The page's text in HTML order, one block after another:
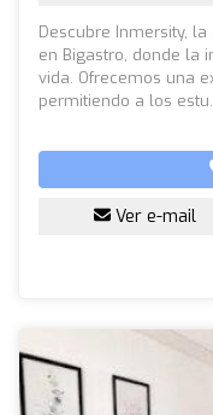
Descubre Inmersity,
en Bigastro, donde la
vida. Ofrecemos una
permitiendo a los
Ver e-mail